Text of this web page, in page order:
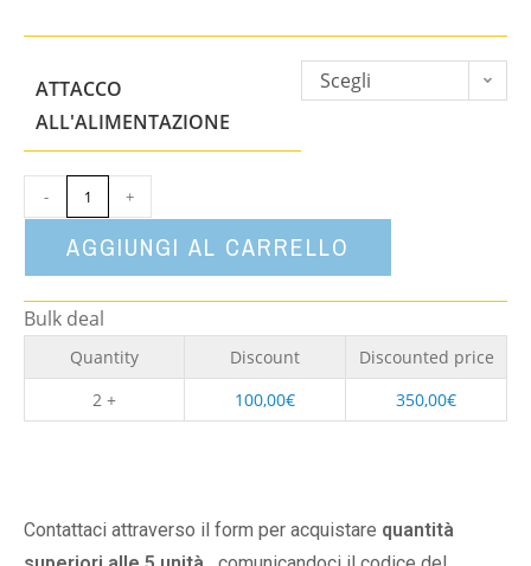
ATTACCO
ALL'ALIMENTAZIONE
Scegli
- +
AGGIUNGI AL CARRELLO
Bulk deal
Quantity Discount
Discounted price
2 +
100,00€ 350,00€
Contattaci attraverso il form per acquistare quantità